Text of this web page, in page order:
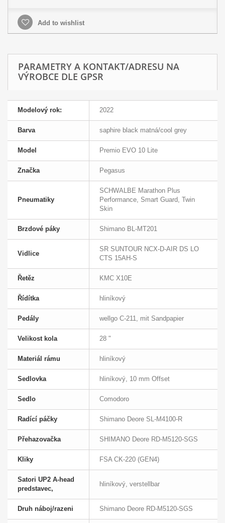
Add to wishlist
PARAMETRY A KONTAKT/ADRESU NA
VÝROBCE DLE GPSR
Modelový rok: 2022
Barva saphire black matná/cool grey
Model Premio EVO 10 Lite
Značka Pegasus
Pneumatiky
SCHWALBE Marathon Plus
Performance, Smart Guard, Twin
Skin
Brzdové páky Shimano BL-MT201
Vidlice
SR SUNTOUR NCX-D-AIR DS LO
CTS 15AH-S
Řetěz KMC X10E
Řídítka hliníkový
Pedály wellgo C-211, mit Sandpapier
Velikost kola 28 "
Materiál rámu hliníkový
Sedlovka hliníkový, 10 mm Offset
Sedlo Comodoro
Radící páčky Shimano Deore SL-M4100-R
Přehazovačka SHIMANO Deore RD-M5120-SGS
Kliky FSA CK-220 (GEN4)
Satori UP2 A-head
predstavec,
hliníkový, verstellbar
Druh náboj/razeni Shimano Deore RD-M5120-SGS